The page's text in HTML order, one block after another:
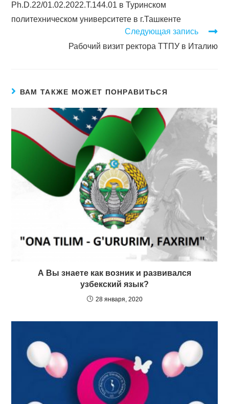
Ph.D.22/01.02.2022.T.144.01 в Туринском
политехническом университете в г.Ташкенте
Следующая запись
Рабочий визит ректора ТТПУ в Италию
ВАМ ТАКЖЕ МОЖЕТ ПОНРАВИТЬСЯ
А Вы знаете как возник и развивался
узбекский язык?
28 января, 2020